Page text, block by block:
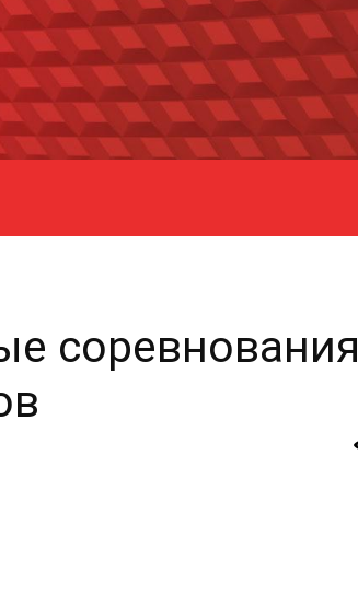
соревнования